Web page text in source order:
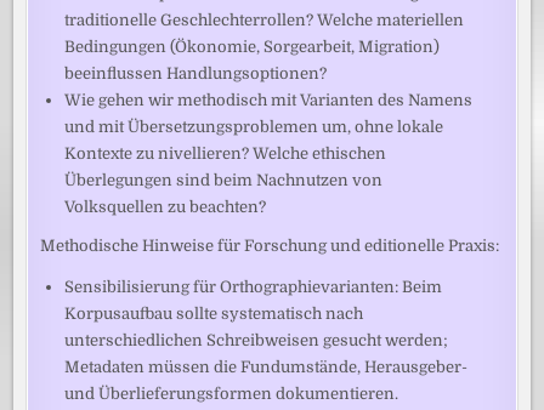
traditionelle Geschlechterrollen? Welche materiellen
Bedingungen (Ökonomie, Sorgearbeit, Migration)
beeinflussen Handlungsoptionen?
Wie gehen wir methodisch mit Varianten des Namens
und mit Übersetzungsproblemen um, ohne lokale
Kontexte zu nivellieren? Welche ethischen
Überlegungen sind beim Nachnutzen von
Volksquellen zu beachten?
Methodische Hinweise für Forschung und editionelle Praxis:
Sensibilisierung für Orthographievarianten: Beim
Korpusaufbau sollte systematisch nach
unterschiedlichen Schreibweisen gesucht werden;
Metadaten müssen die Fundumstände, Herausgeber-
und Überlieferungsformen dokumentieren.